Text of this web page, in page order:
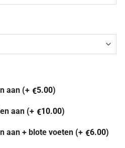
aan (+ €5.00)
aan (+ €10.00)
aan + blote voeten (+ €6.00)